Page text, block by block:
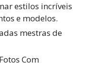
estilos incríveis
e modelos.
mestras de
Com